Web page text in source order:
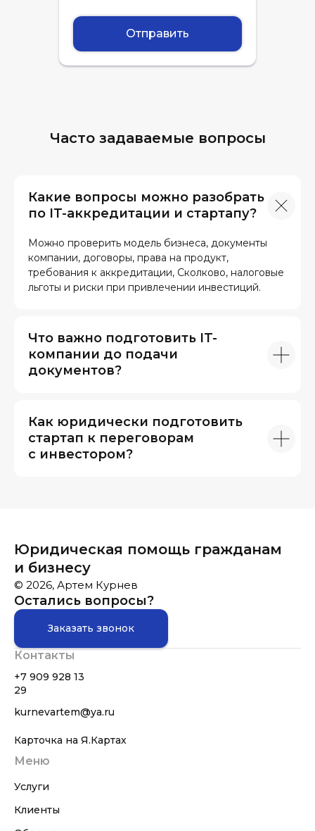
Отправить
Часто задаваемые вопросы
Какие вопросы можно разобрать
по IT-аккредитации и стартапу?
Можно проверить модель бизнеса, документы
компании, договоры, права на продукт,
требования к аккредитации, Сколково, налоговые
льготы и риски при привлечении инвестиций.
Что важно подготовить IT-
компании до подачи
документов?
Как юридически подготовить
стартап к переговорам
с инвестором?
Юридическая помощь гражданам
и бизнесу
© 2026, Артем Курнев
Остались вопросы?
Заказать звонок
Контакты
+7 909 928 13
29
kurnevartem@ya.ru
Карточка на Я.Картах
Меню
Услуги
Клиенты